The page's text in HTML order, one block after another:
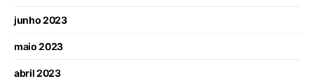
junho 2023
maio 2023
abril 2023